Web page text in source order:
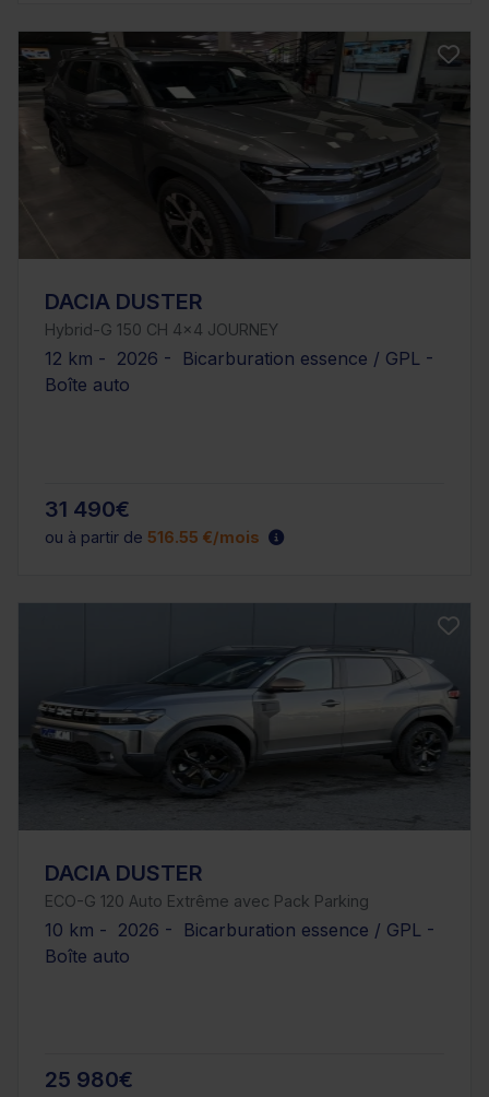
DACIA DUSTER
Hybrid-G 150 CH 4x4 JOURNEY
12 km - 2026 - Bicarburation essence / GPL -
Boîte auto
31 490€
ou à partir de 516.55 €/mois
DACIA DUSTER
ECO-G 120 Auto Extrême avec Pack Parking
10 km - 2026 - Bicarburation essence / GPL -
Boîte auto
25 980€